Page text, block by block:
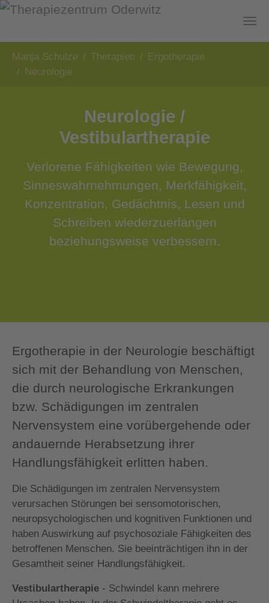
Manja Schulze Therapien
Ergotherapie
Neurologie
Neurologie /
Vestibulartherapie
Verlorene Fähigkeiten wie Bewegung,
Sinneswahrnehmungen, Merkfähigkeit,
Konzentration, Gedächtnis, Lesen und
Schreiben wiederzuerlangen
beziehungsweise verbessern.
Ergotherapie in der Neurologie beschäftigt
sich mit der Behandlung von Menschen,
die durch neurologische Erkrankungen
bzw. Schädigungen im zentralen
Nervensystem eine vorübergehende oder
andauernde Herabsetzung ihrer
Handlungsfähigkeit erlitten haben.
Die Schädigungen im zentralen Nervensystem
verursachen Störungen bei sensomotorischen,
neuropsychologischen und kognitiven Funktionen und
haben Auswirkung auf psychosoziale Fähigkeiten des
betroffenen Menschen. Sie beeinträchtigen ihn in der
Gesamtheit seiner Handlungsfähigkeit.
Vestibulartherapie - Schwindel kann mehrere